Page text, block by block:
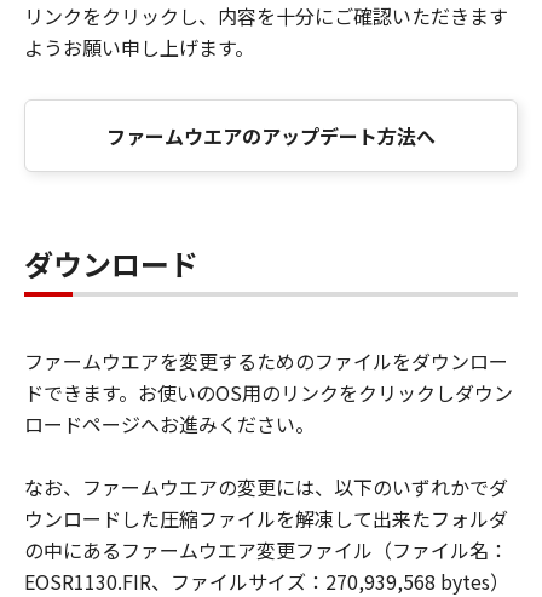
リンクをクリックし、内容を十分にご確認いただきます
ようお願い申し上げます。
ファームウエアのアップデート方法へ
ダウンロード
ファームウエアを変更するためのファイルをダウンロー
ドできます。お使いのOS用のリンクをクリックしダウン
ロードページへお進みください。
なお、ファームウエアの変更には、以下のいずれかでダ
ウンロードした圧縮ファイルを解凍して出来たフォルダ
の中にあるファームウエア変更ファイル（ファイル名：
EOSR1130.FIR、ファイルサイズ：270,939,568 bytes）